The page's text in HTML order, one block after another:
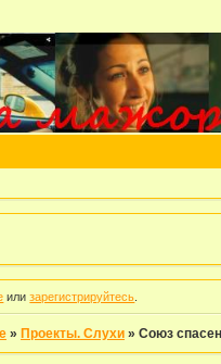
илизарегистрируйтесь
» Проекты. Слухи » Союз